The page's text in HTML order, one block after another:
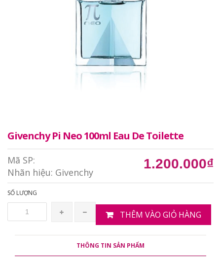
Givenchy Pi Neo 100ml Eau De Toilette
Mã SP:
Nhãn hiệu: Givenchy
1.200.000₫
SỐ LƯỢNG
THÊM VÀO GIỎ HÀNG
THÔNG TIN SẢN PHẨM